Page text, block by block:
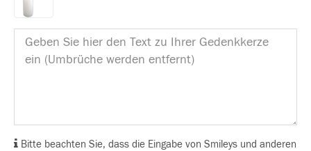
Bitte beachten Sie, dass die Eingabe von Smileys und anderen